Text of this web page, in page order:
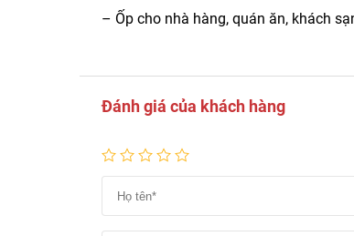
– Ốp cho nhà hàng, quán ăn, khách
Đánh giá của khách hàng